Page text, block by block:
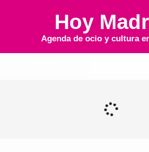
Hoy
Agenda de ocio y cultura